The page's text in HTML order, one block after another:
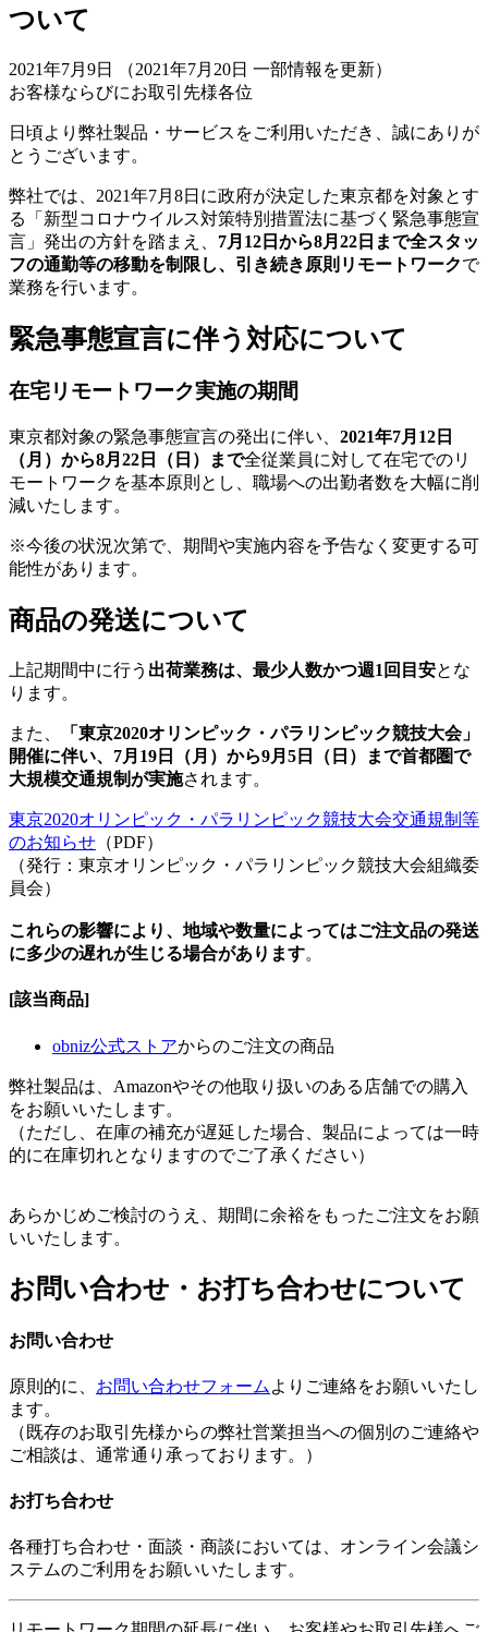
ついて
2021年7月9日 （2021年7月20日 一部情報を更新）
お客様ならびにお取引先様各位
日頃より弊社製品・サービスをご利用いただき、誠にありが
とうございます。
弊社では、2021年7月8日に政府が決定した東京都を対象とす
る「新型コロナウイルス対策特別措置法に基づく緊急事態宣
言」発出の方針を踏まえ、 7月12日から8月22日まで全スタッ
フの通勤等の移動を制限し、引き続き原則リモートワークで
業務を行います。
緊急事態宣言に伴う対応について
在宅リモートワーク実施の期間
東京都対象の緊急事態宣言の発出に伴い、 2021年7月12日
（月）から8月22日（日）まで全従業員に対して在宅でのリ
モートワークを基本原則とし、職場への出勤者数を大幅に削
減いたします。
※今後の状況次第で、期間や実施内容を予告なく変更する可
能性があります。
商品の発送について
上記期間中に行う 出荷業務は、最少人数かつ週1回目安とな
ります。
また、
「東京2020オリンピック・パラリンピック競技大会」
開催に伴い、7月19日（月）から9月5日（日）まで首都圏で
大規模交通規制が実施されます。
東京2020オリンピック・パラリンピック競技大会交通規制等
のお知らせ （PDF）
（発行：東京オリンピック・パラリンピック競技大会組織委
員会）
これらの影響により、地域や数量によってはご注文品の発送
に多少の遅れが生じる場合があります。
[該当商品]
obniz公式ストアからのご注文の商品
弊社製品は、Amazonやその他取り扱いのある店舗での購入
をお願いいたします。
（ただし、在庫の補充が遅延した場合、製品によっては一時
的に在庫切れとなりますのでご了承ください）
あらかじめご検討のうえ、期間に余裕をもったご注文をお願
いいたします。
お問い合わせ・お打ち合わせについて
お問い合わせ
原則的に、 お問い合わせフォーム よりご連絡をお願いいたし
ます。
（既存のお取引先様からの弊社営業担当への個別のご連絡や
ご相談は、通常通り承っております。）
お打ち合わせ
各種打ち合わせ・面談・商談においては、オンライン会議シ
ステムのご利用をお願いいたします。